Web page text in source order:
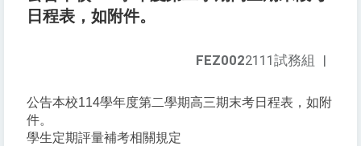
日程表，如附件。
FEZ0022111試務組 |
公告本校114學年度第二學期高三期末考日程表，如附
件。
學生定期評量補考相關規定